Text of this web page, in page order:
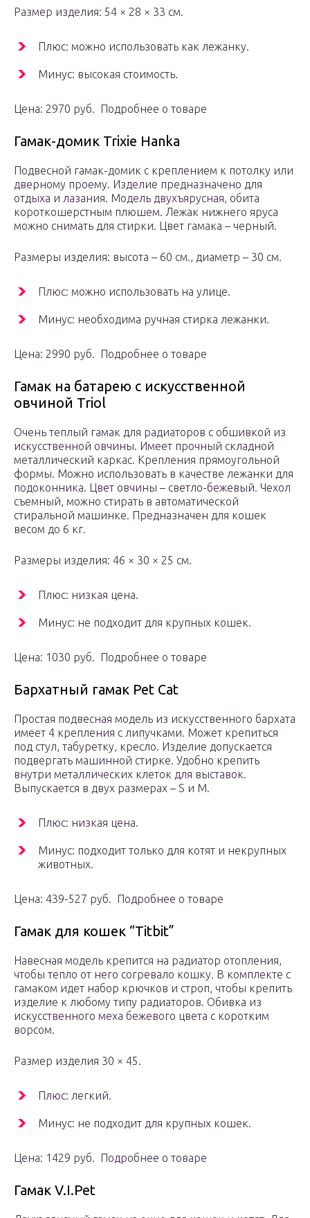
Размер изделия: 54 × 28 × 33 см.
Плюс: можно использовать как лежанку.
Минус: высокая стоимость.
Цена: 2970 руб. Подробнее о товаре
Гамак-домик Trixie Hanka
Подвесной гамак-домик с креплением к потолку или
дверному проему. Изделие предназначено для
отдыха и лазания. Модель двухъярусная, обита
короткошерстным плюшем. Лежак нижнего яруса
можно снимать для стирки. Цвет гамака – черный.
Размеры изделия: высота – 60 см., диаметр – 30 см.
Плюс: можно использовать на улице.
Минус: необходима ручная стирка лежанки.
Цена: 2990 руб. Подробнее о товаре
Гамак на батарею с искусственной
овчиной Triol
Очень теплый гамак для радиаторов с обшивкой из
искусственной овчины. Имеет прочный складной
металлический каркас. Крепления прямоугольной
формы. Можно использовать в качестве лежанки для
подоконника. Цвет овчины – светло-бежевый. Чехол
съемный, можно стирать в автоматической
стиральной машинке. Предназначен для кошек
весом до 6 кг.
Размеры изделия: 46 × 30 × 25 см.
Плюс: низкая цена.
Минус: не подходит для крупных кошек.
Цена: 1030 руб. Подробнее о товаре
Бархатный гамак Pet Cat
Простая подвесная модель из искусственного бархата
имеет 4 крепления с липучками. Может крепиться
под стул, табуретку, кресло. Изделие допускается
подвергать машинной стирке. Удобно крепить
внутри металлических клеток для выставок.
Выпускается в двух размерах – S и M.
Плюс: низкая цена.
Минус: подходит только для котят и некрупных
животных.
Цена: 439-527 руб. Подробнее о товаре
Гамак для кошек “Titbit”
Навесная модель крепится на радиатор отопления,
чтобы тепло от него согревало кошку. В комплекте с
гамаком идет набор крючков и строп, чтобы крепить
изделие к любому типу радиаторов. Обивка из
искусственного меха бежевого цвета с коротким
ворсом.
Размер изделия 30 × 45.
Плюс: легкий.
Минус: не подходит для крупных кошек.
Цена: 1429 руб. Подробнее о товаре
Гамак V.I.Pet